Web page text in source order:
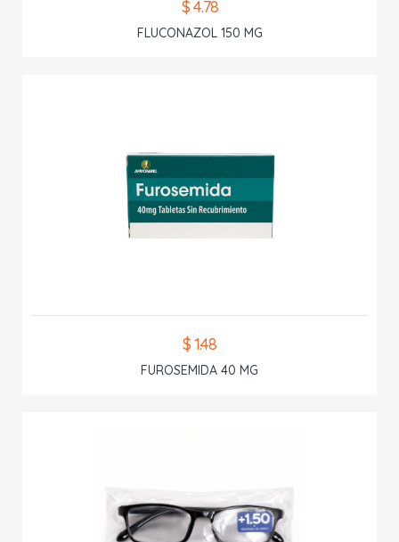
$ 4.78
FLUCONAZOL 150 MG
$ 1.48
FUROSEMIDA 40 MG